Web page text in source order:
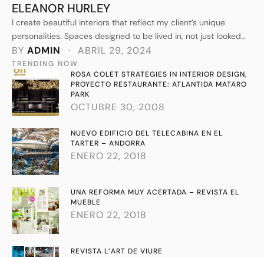
ELEANOR HURLEY
I create beautiful interiors that reflect my client’s unique
personalities. Spaces designed to be lived in, not just looked
at. Forever homes, not show homes. I understand every detail
that goes into crafting a beautiful space.
BY ADMIN · ABRIL 29, 2024
TRENDING NOW
ROSA COLET STRATEGIES IN INTERIOR DESIGN,
PROYECTO RESTAURANTE: ATLANTIDA MATARO
PARK
OCTUBRE 30, 2008
NUEVO EDIFICIO DEL TELECABINA EN EL
TARTER – ANDORRA
ENERO 22, 2018
UNA REFORMA MUY ACERTADA – REVISTA EL
MUEBLE
ENERO 22, 2018
REVISTA L’ART DE VIURE